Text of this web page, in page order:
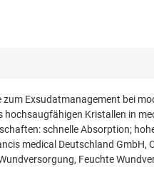
Exsudatmanagement bei
Kristallen in
schnelle Absorption;
medical Deutschland
Feuchte